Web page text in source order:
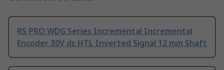
RS PRO WDG Series Incremental Incremental
Encoder 30V dc HTL Inverted Signal 12 mm Shaft